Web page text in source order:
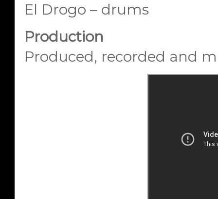
El Drogo – drums
Production
Produced, recorded and